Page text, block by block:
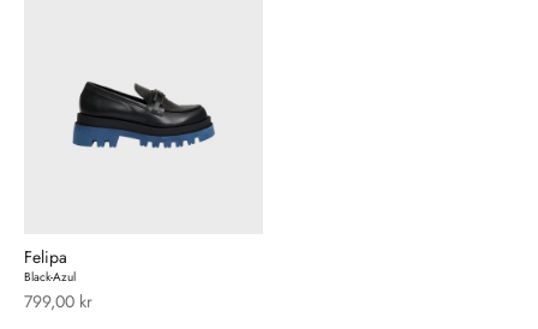
Felipa
Black-Azul
Salgspris
799,00 kr